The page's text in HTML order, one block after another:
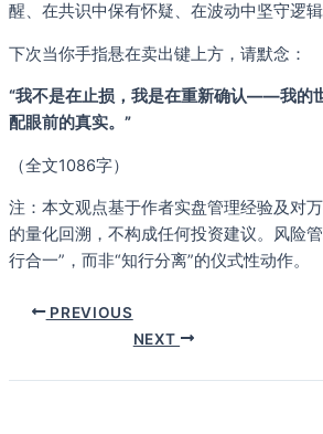
醒、在共识中保有怀疑、在波动中坚守逻辑
下次当你手指悬在卖出键上方，请默念：
“我不是在止损，我是在重新确认——我的
配眼前的真实。”
（全文1086字）
注：本文观点基于作者实盘管理经验及对
的量化回溯，不构成任何投资建议。风险
行合一”，而非“知行分离”的仪式性动作。
PREVIOUS
NEXT